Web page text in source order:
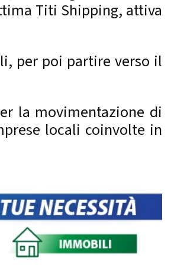
Titi Shipping, attiva
per poi partire verso il
la movimentazione di
locali coinvolte in